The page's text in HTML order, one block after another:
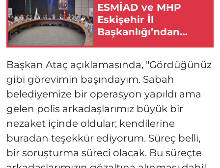
ESMİAD ve MHP
Eskişehir İl
Başkanlığı’ndan
Başkan Ataç açıklamasında, "Gördüğünüz
gibi görevimin başındayım. Sabah
belediyemize bir operasyon yapıldı ama
gelen polis arkadaşlarımız büyük bir
nezaket içinde oldular; kendilerine
buradan teşekkür ediyorum. Süreç belli,
bir soruşturma süreci olacak. Bu süreçte